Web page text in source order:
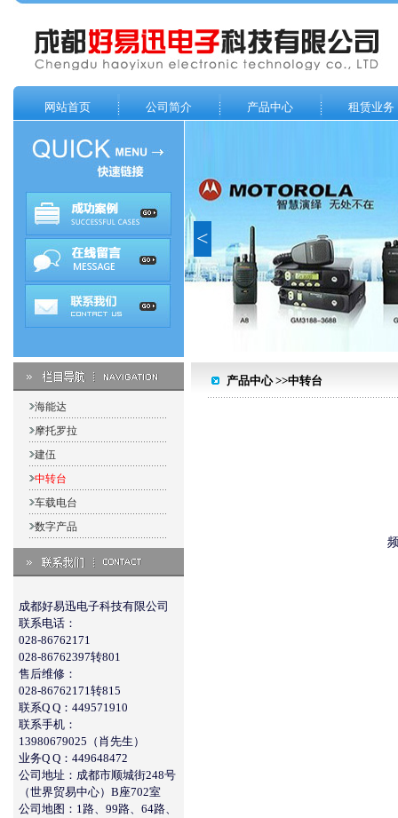
网站首页 公司简介 产品中心 租赁业务
<
海能达
摩托罗拉
建伍
中转台
车载电台
数字产品
成都好易迅电子科技有限公司
联系电话：
028-86762171
028-86762397转801
售后维修：
028-86762171转815
联系Q Q：449571910
联系手机：
13980679025（肖先生）
业务Q Q：449648472
公司地址：成都市顺城街248号
（世界贸易中心）B座702室
公司地图：1路、99路、64路、
产品中心 >>中转台